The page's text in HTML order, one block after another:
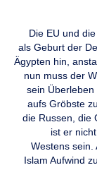
Die EU und
als Geburt der
Ägypten hin,
nun muss der
sein
aufs Gröbste
die Russen, die
ist er
Westens sein.
Islam Aufwind